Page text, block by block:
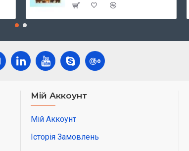
Мій Аккоунт
Мій Аккоунт
Історія Замовлень